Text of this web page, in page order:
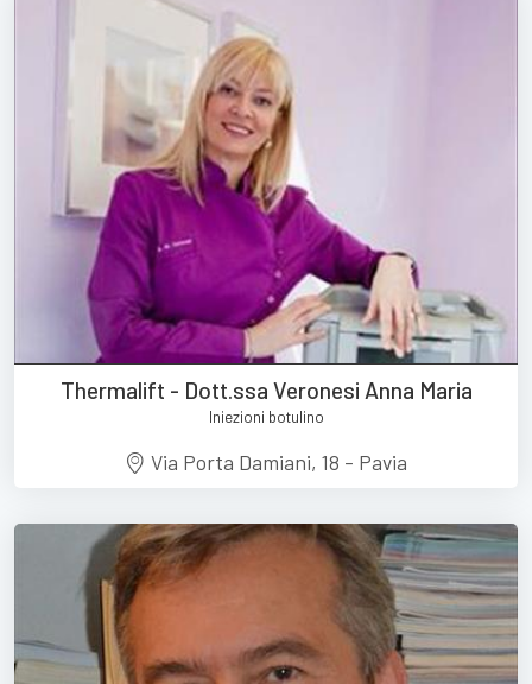
Thermalift - Dott.ssa Veronesi Anna Maria
Iniezioni botulino
Via Porta Damiani, 18 - Pavia